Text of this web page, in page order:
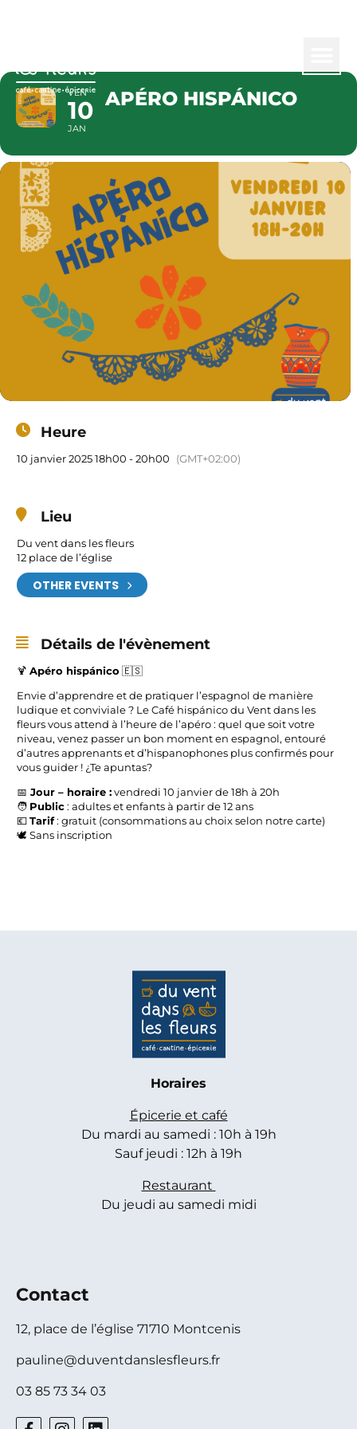
VEN
10
JAN
APÉRO HISPÁNICO
Heure
10 janvier 2025 18h00 - 20h00 (GMT+02:00)
Lieu
Du vent dans les fleurs
12 place de l’église
OTHER EVENTS
Détails de l'évènement
🍹 Apéro hispánico 🇪🇸
Envie d’apprendre et de pratiquer l’espagnol de manière
ludique et conviviale ? Le Café hispánico du Vent dans les
fleurs vous attend à l’heure de l’apéro : quel que soit votre
niveau, venez passer un bon moment en espagnol, entouré
d’autres apprenants et d’hispanophones plus confirmés pour
vous guider ! ¿Te apuntas?
📅 Jour – horaire :vendredi 10 janvier de 18h à 20h
🧑 Public: adultes et enfants à partir de 12 ans
💶Tarif: gratuit (consommations au choix selon notre carte)
🕊️ Sans inscription
Horaires
Épicerie et café
Du mardi au samedi : 10h à 19h
Sauf jeudi : 12h à 19h
Restaurant
Du jeudi au samedi midi
Contact
12, place de l’église 71710 Montcenis
pauline@duventdanslesfleurs.fr
03 85 73 34 03